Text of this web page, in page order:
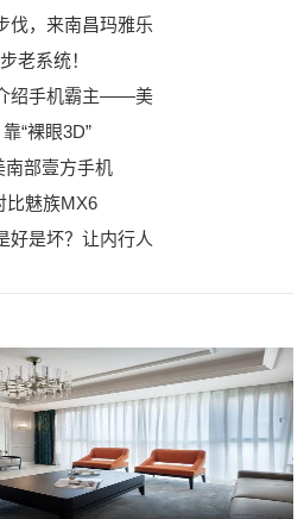
伐，来南昌玛雅乐
老系统！
绍手机霸主——美
“裸眼3D”
南部壹方手机
比魅族MX6
好是坏？让内行人